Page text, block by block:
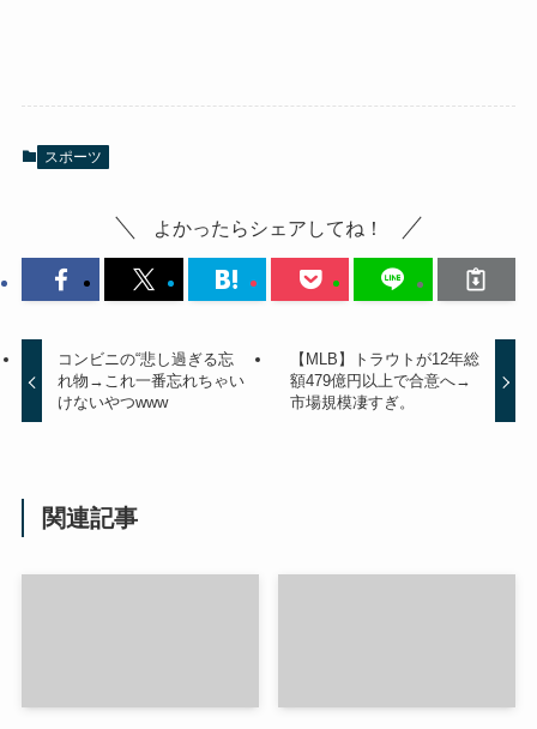
スポーツ
よかったらシェアしてね！
コンビニの“悲し過ぎる忘
れ物→これ一番忘れちゃい
けないやつwww
【MLB】トラウトが12年総
額479億円以上で合意へ→
市場規模凄すぎ。
関連記事